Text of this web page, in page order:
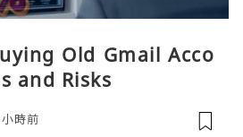
Old Gmail Acco
and Risks
時前